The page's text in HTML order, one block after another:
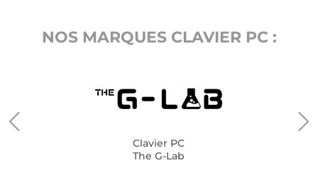
NOS MARQUES CLAVIER PC :
Clavier PC
The G-Lab